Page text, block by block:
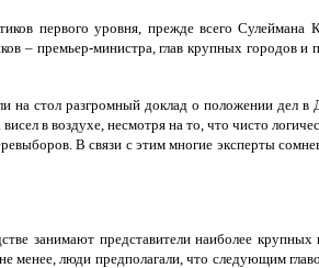
первого уровня, прежде всего Сулеймана
– премьер-министра, глав крупных городов и
на стол разгромный доклад о положении дел в
в воздухе, несмотря на то, что чисто
В связи с этим многие эксперты
занимают представители наиболее
люди предполагали, что следующим